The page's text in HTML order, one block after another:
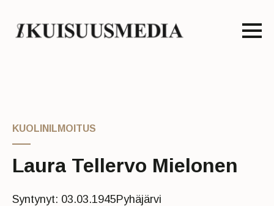
KUOLINILMOITUS
Laura Tellervo Mielonen
Syntynyt: 03.03.1945Pyhäjärvi